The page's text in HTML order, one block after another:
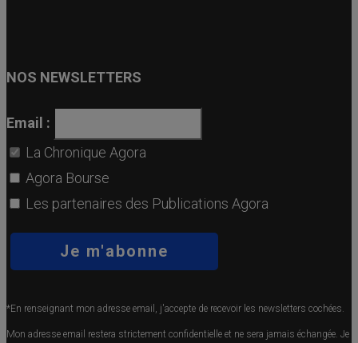
NOS NEWSLETTERS
Email :
La Chronique Agora
Agora Bourse
Les partenaires des Publications Agora
*En renseignant mon adresse email, j'accepte de recevoir les newsletters cochées.
Mon adresse email restera strictement confidentielle et ne sera jamais échangée. Je